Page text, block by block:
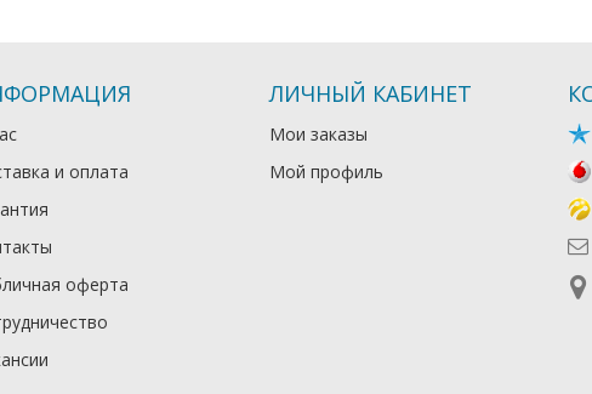
и оплата
оферта
ЛИЧНЫЙ КАБИНЕТ
Мои заказы
Мой профиль